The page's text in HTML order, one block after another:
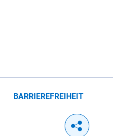
BARRIEREFREIHEIT